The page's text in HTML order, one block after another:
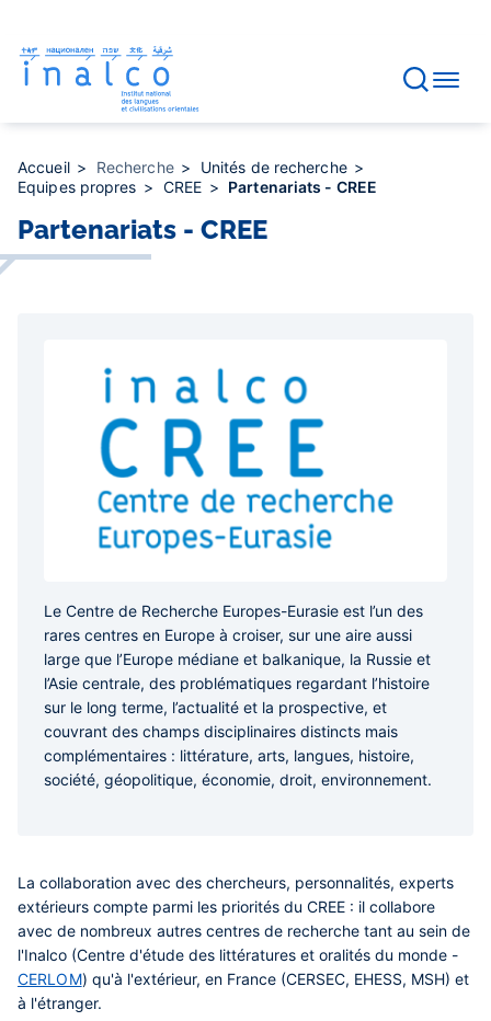
contenu
principal
Accueil Recherche
Unités de recherche
Equipes propres
CREE Partenariats - CREE
Partenariats - CREE
Le Centre de Recherche Europes-Eurasie est l’un des
rares centres en Europe à croiser, sur une aire aussi
large que l’Europe médiane et balkanique, la Russie et
l’Asie centrale, des problématiques regardant l’histoire
sur le long terme, l’actualité et la prospective, et
couvrant des champs disciplinaires distincts mais
complémentaires : littérature, arts, langues, histoire,
société, géopolitique, économie, droit, environnement.
La collaboration avec des chercheurs, personnalités, experts
extérieurs compte parmi les priorités du CREE : il collabore
avec de nombreux autres centres de recherche tant au sein de
l'Inalco (Centre d'étude des littératures et oralités du monde -
CERLOM) qu'à l'extérieur, en France (CERSEC, EHESS, MSH) et
à l'étranger.